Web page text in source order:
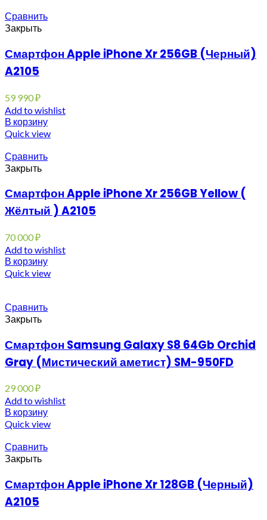
Сравнить
Закрыть
Смартфон Apple iPhone Xr 256GB (Черный)
A2105
59 990₽
Add to wishlist
В корзину
Quick view
Сравнить
Закрыть
Смартфон Apple iPhone Xr 256GB Yellow (
Жёлтый ) A2105
70 000₽
Add to wishlist
В корзину
Quick view
Сравнить
Закрыть
Смартфон Samsung Galaxy S8 64Gb Orchid
Gray (Мистический аметист) SM-950FD
29 000₽
Add to wishlist
В корзину
Quick view
Сравнить
Закрыть
Смартфон Apple iPhone Xr 128GB (Черный)
A2105